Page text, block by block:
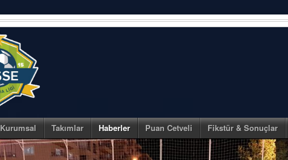
Kurumsal Takımlar Haberler Puan Cetveli Fikstür & Sonuçlar